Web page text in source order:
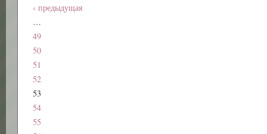
‹ предыдущая
…
49
50
51
52
53
54
55